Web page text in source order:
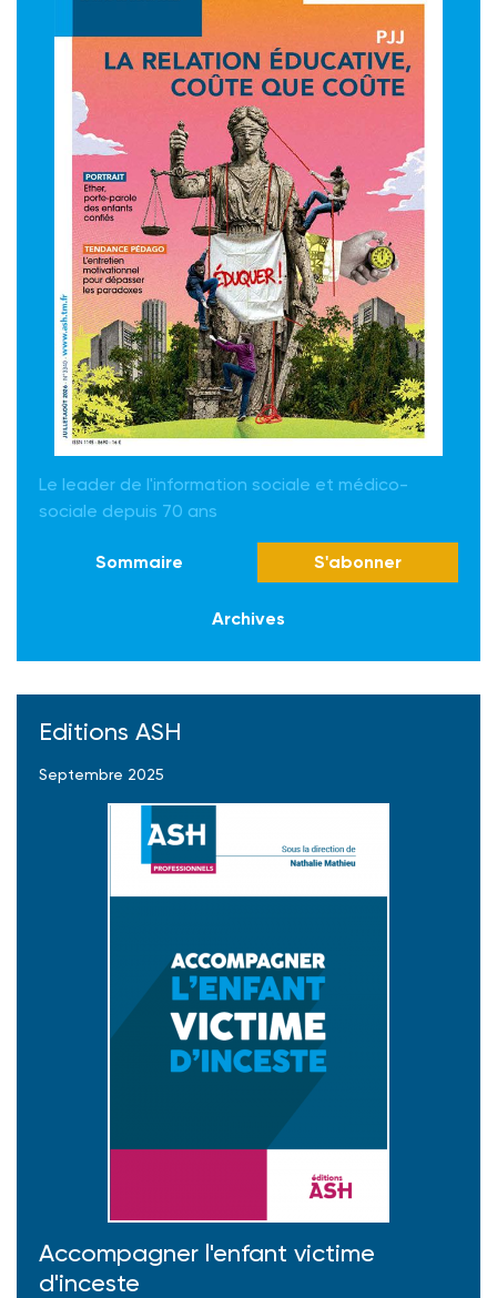
Le leader de l'information sociale et médico-
sociale depuis 70 ans
Sommaire S'abonner
Archives
Editions ASH
Septembre 2025
Accompagner l'enfant victime
d'inceste